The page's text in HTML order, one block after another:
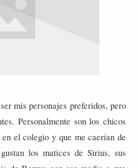
mis personajes preferidos, pero
Personalmente son los chicos
el colegio y que me caerían de
los matices de Sirius, sus